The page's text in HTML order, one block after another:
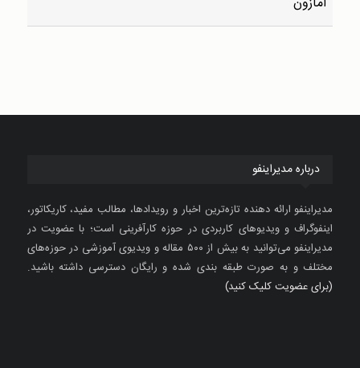
درباره مدیراینفو
مدیراینفو ارائه دهنده تازه‌ترین اخبار و رویدادها، مطالب مفید، کاریکاتور،
اینفوگراف و ویدیوهای کاربردی در حوزه کارآفرینی است؛ با عضویت در
مدیراینفو می‌توانید به بیش از ۵۰۰ مقاله و ویدیوی آموزشی در حوزه‌های
مختلف و به صورت طبقه بندی شده و رایگان دسترسی داشته باشید.
(برای عضویت کلیک کنید)